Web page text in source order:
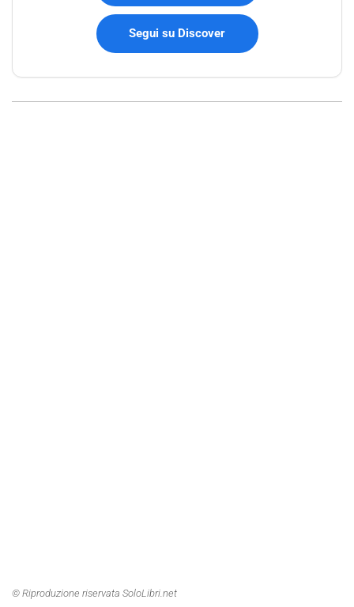
Segui su Discover
© Riproduzione riservata SoloLibri.net